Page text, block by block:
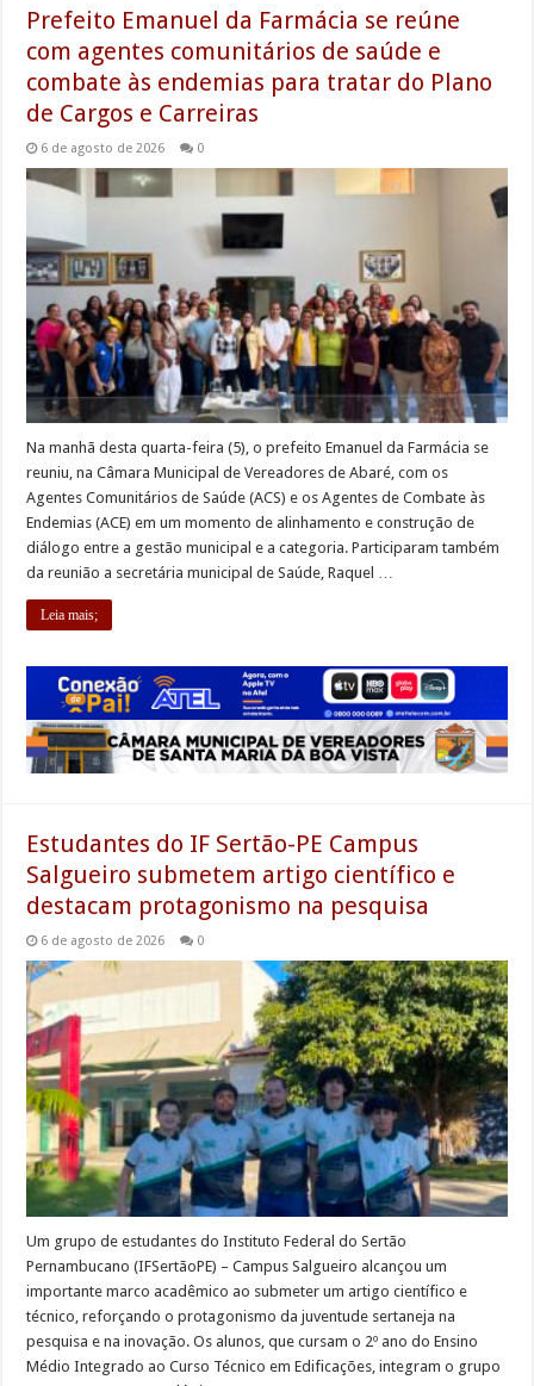
Prefeito Emanuel da Farmácia se reúne
com agentes comunitários de saúde e
combate às endemias para tratar do Plano
de Cargos e Carreiras
6 de agosto de 2026 0
Na manhã desta quarta-feira (5), o prefeito Emanuel da Farmácia se
reuniu, na Câmara Municipal de Vereadores de Abaré, com os
Agentes Comunitários de Saúde (ACS) e os Agentes de Combate às
Endemias (ACE) em um momento de alinhamento e construção de
diálogo entre a gestão municipal e a categoria. Participaram também
da reunião a secretária municipal de Saúde, Raquel …
Leia mais;
Estudantes do IF Sertão-PE Campus
Salgueiro submetem artigo científico e
destacam protagonismo na pesquisa
6 de agosto de 2026 0
Um grupo de estudantes do Instituto Federal do Sertão
Pernambucano (IFSertãoPE) – Campus Salgueiro alcançou um
importante marco acadêmico ao submeter um artigo científico e
técnico, reforçando o protagonismo da juventude sertaneja na
pesquisa e na inovação. Os alunos, que cursam o 2º ano do Ensino
Médio Integrado ao Curso Técnico em Edificações, integram o grupo